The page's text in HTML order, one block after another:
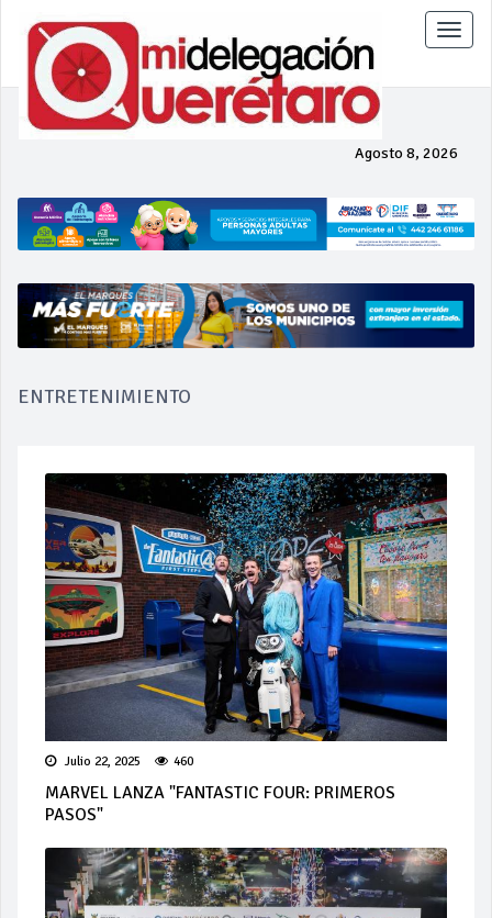
Toggle
Agosto 8, 2026
ENTRETENIMIENTO
Julio 22, 2025 460
MARVEL LANZA "FANTASTIC FOUR: PRIMEROS
PASOS"